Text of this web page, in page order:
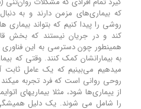
که بیماری‌های مزمن دارند و به
روشی را پیدا کنیم که بتواند
کند و در جریان نیستند که بخش
همینطور چون دسترسی به این فناوری
به بیمارانشان کمک کنند. وقتی که
میدهیم می‌بینیم که یک عامل
روحی روانی است که فرد تجربه
از ییماری‌ها شود، مثلا بیماریهای
را شامل می شوند. یک دلیل